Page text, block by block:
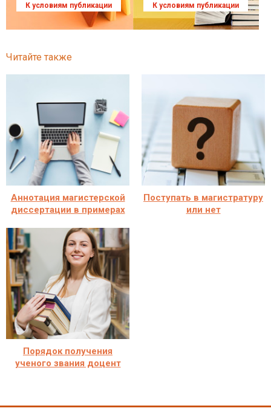
К условиям публикации К условиям публикации
Читайте также
Аннотация магистерской
диссертации в примерах
Поступать в магистратуру
или нет
Порядок получения
ученого звания доцент